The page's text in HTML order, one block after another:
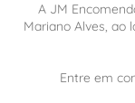
A JM
Mariano Alves, ao
Entre em